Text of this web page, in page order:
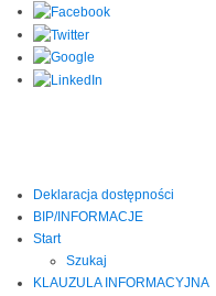
Deklaracja dostępności
BIP/INFORMACJE
Start
Szukaj
KLAUZULA INFORMACYJNA